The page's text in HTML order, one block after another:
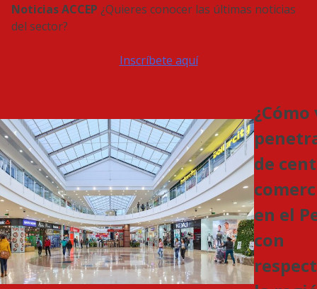
Noticias ACCEP ¿Quieres conocer las últimas noticias
del sector?
Inscríbete aquí
¿Cómo
de
en el
con